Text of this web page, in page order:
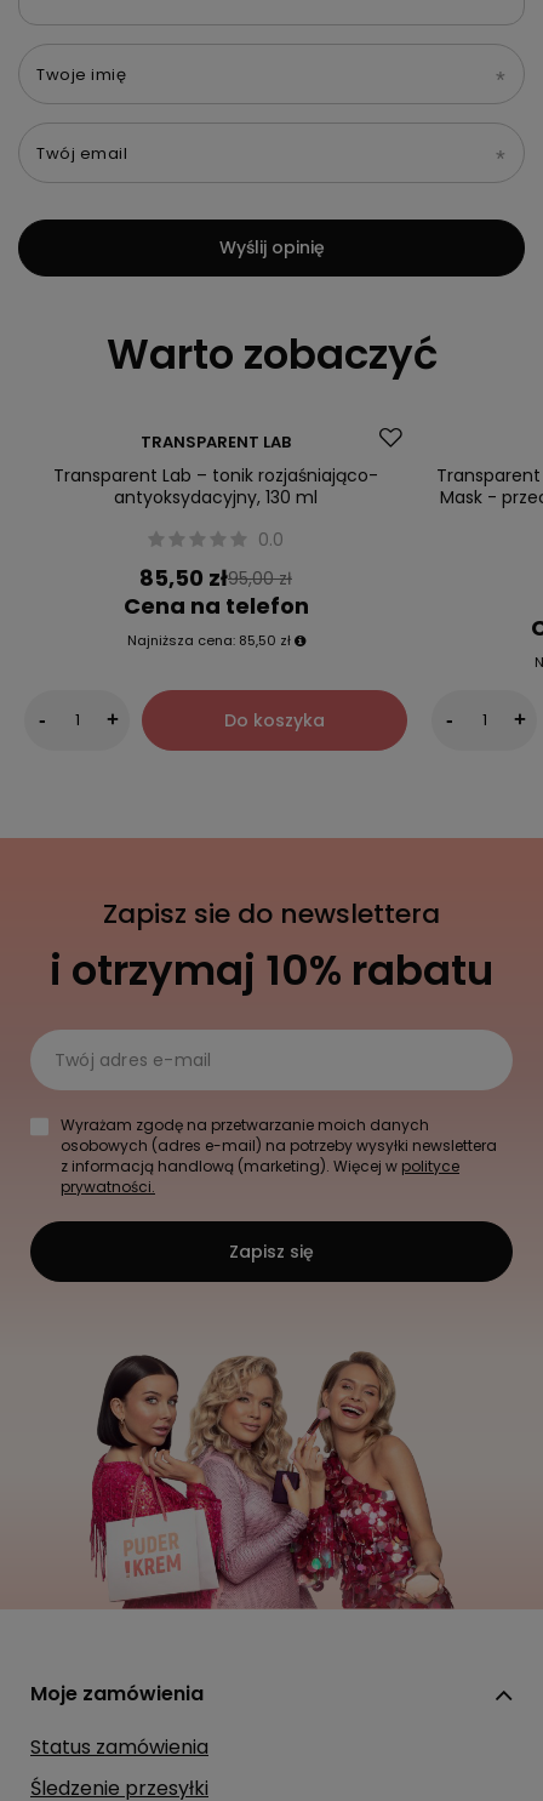
Twoje imię
Twój email
Wyślij opinię
Warto zobaczyć
TRANSPARENT LAB
Transparent Lab – tonik rozjaśniająco-
antyoksydacyjny, 130 ml
0.0
85,50 zł95,00 zł
Cena na telefon
Najniższa cena: 85,50 zł
- + Do koszyka
Mask -
- +
Zapisz sie do newslettera
i otrzymaj 10% rabatu
Twój adres e-mail
Wyrażam zgodę na przetwarzanie moich danych
osobowych (adres e-mail) na potrzeby wysyłki newslettera
z informacją handlową (marketing). Więcej w polityce
prywatności.
Zapisz się
Moje zamówienia
Status zamówienia
Śledzenie przesyłki